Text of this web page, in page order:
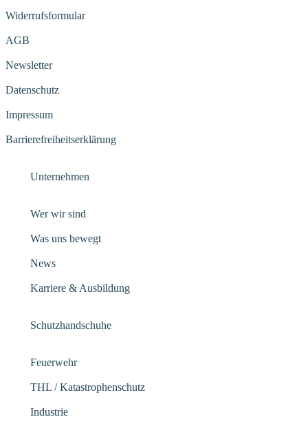
Widerrufsformular
AGB
Newsletter
Datenschutz
Impressum
Barrierefreiheitserklärung
Unternehmen
Wer wir sind
Was uns bewegt
News
Karriere & Ausbildung
Schutzhandschuhe
Feuerwehr
THL / Katastrophenschutz
Industrie